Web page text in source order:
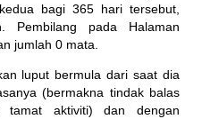
bagi 365 hari tersebut,
Pembilang pada Halaman
jumlah 0 mata.
luput bermula dari saat dia
(bermakna tindak balas
tamat aktiviti) dan dengan